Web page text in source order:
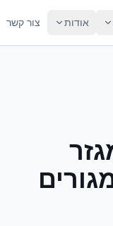
אודות צור קשר